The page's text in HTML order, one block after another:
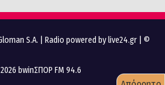
S.A. Radio powered by live24.gr | ©
bwinΣΠΟΡ FM 94.6